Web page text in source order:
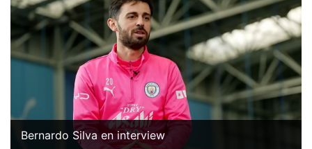
Bernardo Silva en interview